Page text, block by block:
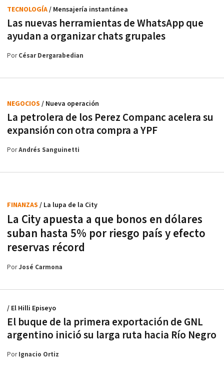
Las nuevas herramientas de WhatsApp que
ayudan a organizar chats grupales
TECNOLOGÍA/ Mensajería instantánea
PorCésar Dergarabedian
La petrolera de los Perez Companc acelera su
expansión con otra compra a YPF
NEGOCIOS / Nueva operación
PorAndrés Sanguinetti
La City apuesta a que bonos en dólares
suban hasta 5% por riesgo país y efecto
reservas récord
FINANZAS / La lupa de la City
PorJosé Carmona
El buque de la primera exportación de GNL
argentino inició su larga ruta hacia Río Negro
/ El Hilli Episeyo
PorIgnacio Ortiz